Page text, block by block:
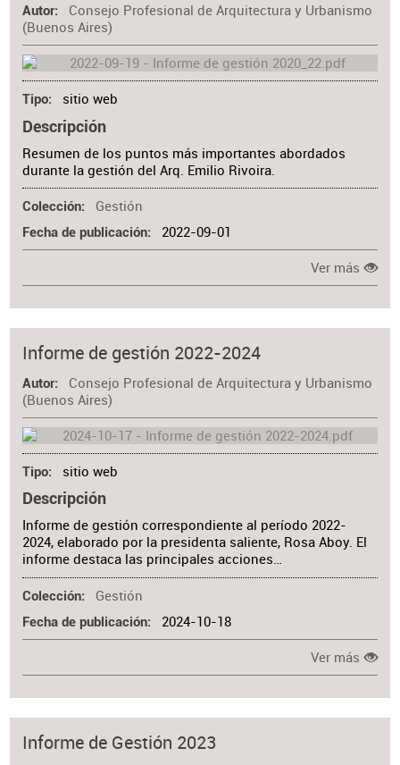
Autor
Consejo Profesional de Arquitectura y Urbanismo
(Buenos Aires)
Tipo sitio web
Descripción
Resumen de los puntos más importantes abordados
durante la gestión del Arq. Emilio Rivoira.
Colección Gestión
Fecha de publicación 2022-09-01
Ver más
Informe de gestión 2022-2024
Autor
Consejo Profesional de Arquitectura y Urbanismo
(Buenos Aires)
Tipo sitio web
Descripción
Informe de gestión correspondiente al período 2022-
2024, elaborado por la presidenta saliente, Rosa Aboy. El
informe destaca las principales acciones…
Colección Gestión
Fecha de publicación 2024-10-18
Ver más
Informe de Gestión 2023